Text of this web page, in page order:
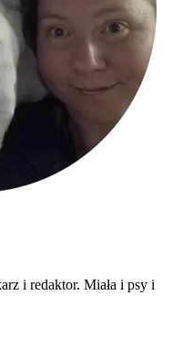
i redaktor. Miała i psy i